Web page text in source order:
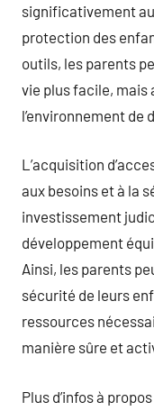
significativement
protection des
outils, les parents
vie plus facile,
l’environnement de
L’acquisition
aux besoins et à la
investissement
développement
Ainsi, les parents
sécurité de leurs
ressources
manière sûre et
Plus d’infos à